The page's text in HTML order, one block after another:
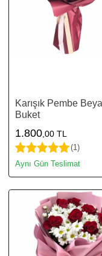
Karışık Pembe
Buket
1.800 ,00 TL
(1)
Aynı Gün Teslimat